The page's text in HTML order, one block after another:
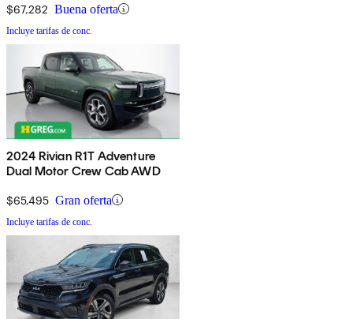
$67,282 Buena oferta
Incluye tarifas de conc.
2024 Rivian R1T Adventure
Dual Motor Crew Cab AWD
$65,495 Gran oferta
Incluye tarifas de conc.